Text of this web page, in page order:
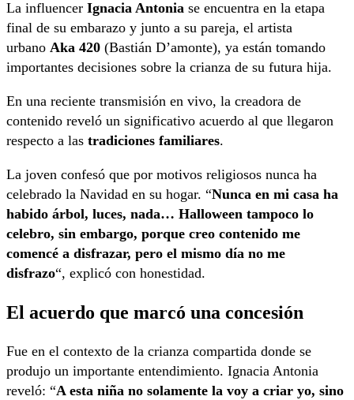
La influencer Ignacia Antonia se encuentra en la etapa
final de su embarazo y junto a su pareja, el artista
urbano Aka 420 (Bastián D’amonte), ya están tomando
importantes decisiones sobre la crianza de su futura hija.
En una reciente transmisión en vivo, la creadora de
contenido reveló un significativo acuerdo al que llegaron
respecto a las tradiciones familiares.
La joven confesó que por motivos religiosos nunca ha
celebrado la Navidad en su hogar. “Nunca en mi casa ha
habido árbol, luces, nada… Halloween tampoco lo
celebro, sin embargo, porque creo contenido me
comencé a disfrazar, pero el mismo día no me
disfrazo“, explicó con honestidad.
El acuerdo que marcó una concesión
Fue en el contexto de la crianza compartida donde se
produjo un importante entendimiento. Ignacia Antonia
reveló: “A esta niña no solamente la voy a criar yo, sino